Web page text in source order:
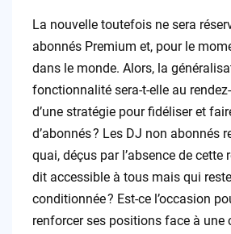
La nouvelle toutefois ne sera
abonnés Premium et, pour le
dans le monde. Alors, la
fonctionnalité sera-t-elle au rendez-
d’une stratégie pour fidéliser et
d’abonnés ? Les DJ non abonnés
quai, déçus par l’absence de cette
dit accessible à tous mais qui
conditionnée ? Est-ce l’occasion
renforcer ses positions face à une